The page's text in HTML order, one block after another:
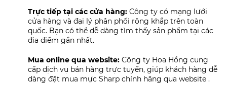
Trực tiếp tại các cửa hàng: Công ty có mạng lưới
cửa hàng và đại lý phân phối rộng khắp trên toàn
quốc. Bạn có thể dễ dàng tìm thấy sản phẩm tại các
địa điểm gần nhất.
Mua online qua website: Công ty Hoa Hồng cung
cấp dịch vụ bán hàng trực tuyến, giúp khách hàng dễ
dàng đặt mua mực Sharp chính hãng qua website .